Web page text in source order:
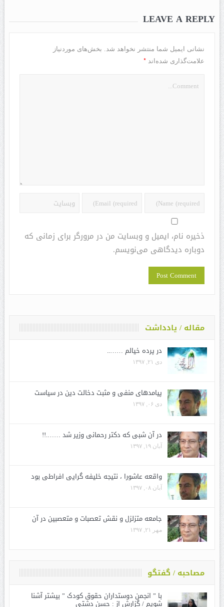
LEAVE A REPLY
نشانی ایمیل شما منتشر نخواهد شد. بخش‌های موردنیاز
علامت‌گذاری شده‌اند *
ذخیره نام، ایمیل و وبسایت من در مرورگر برای زمانی که
دوباره دیدگاهی می‌نویسم.
مقاله / یادداشت
در پرده خیالم ……..
دی ۲۱, ۱۳۹۷
پیامدهای منفی و مثبت دخالت دین در سیاست
دی ۰۶, ۱۳۹۷
در آن شبی که دکتر رحمانی وزیر شد …….!!
آبان ۱۹, ۱۳۹۷
واقعه عاشورا ، نتیجه خلیفه گرایی افراطی بود
آبان ۰۸, ۱۳۹۷
جامعه متزلزل و نقش تعصبات و متعصبین در آن
مهر ۲۱, ۱۳۹۷
مصاحبه / گفتگو
با ” انجمن دوستداران حقوق کودک ” بیشتر آشنا
شویم / گزارش از : حسن دشتی